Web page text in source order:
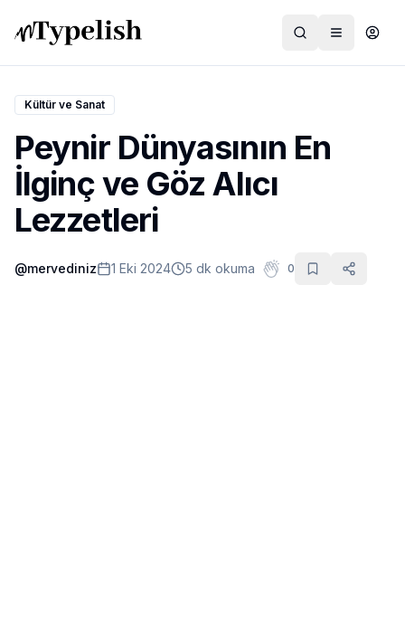
Dünya
Film ve Dizi
Kültür ve Sanat
Sağlık
Kültür ve Sanat
Peynir Dünyasının En
İlginç ve Göz Alıcı
Lezzetleri
@mervediniz 1 Eki 2024 5 dk okuma 0